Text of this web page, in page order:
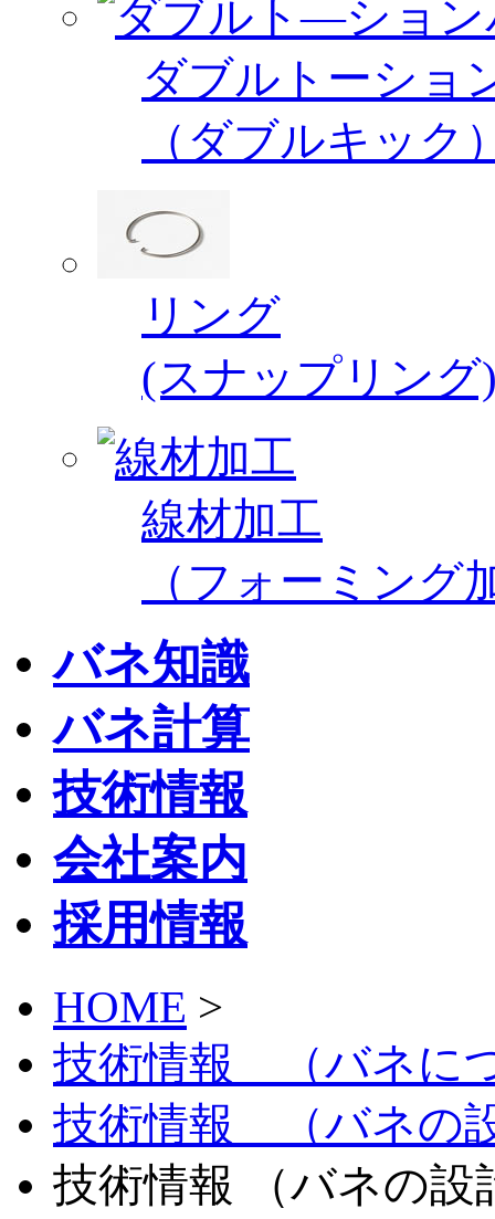
ダブルトーショ
（ダブルキック
リング
(スナップリング
線材加工
（フォーミング
バネ知識
バネ計算
技術情報
会社案内
採用情報
HOME >
技術情報 （バネに
技術情報 （バネの
技術情報 （バネの設